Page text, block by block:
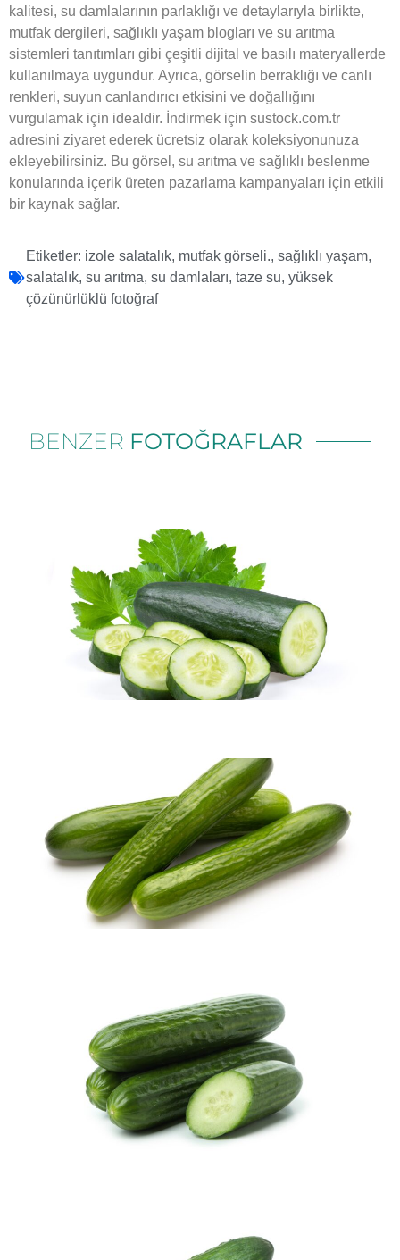
kalitesi, su damlalarının parlaklığı ve detaylarıyla birlikte,
mutfak dergileri, sağlıklı yaşam blogları ve su arıtma
sistemleri tanıtımları gibi çeşitli dijital ve basılı materyallerde
kullanılmaya uygundur. Ayrıca, görselin berraklığı ve canlı
renkleri, suyun canlandırıcı etkisini ve doğallığını
vurgulamak için idealdir. İndirmek için sustock.com.tr
adresini ziyaret ederek ücretsiz olarak koleksiyonunuza
ekleyebilirsiniz. Bu görsel, su arıtma ve sağlıklı beslenme
konularında içerik üreten pazarlama kampanyaları için etkili
bir kaynak sağlar.
Etiketler: izole salatalık, mutfak görseli., sağlıklı yaşam,
salatalık, su arıtma, su damlaları, taze su, yüksek
çözünürlüklü fotoğraf
BENZER FOTOĞRAFLAR